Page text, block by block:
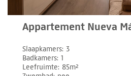
Appartement Nueva
Slaapkamers 3
Badkamers 1
Leefruimte 85m²